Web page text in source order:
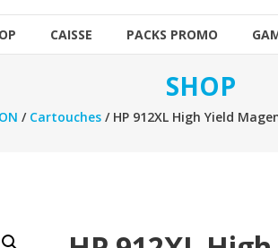
CAISSE PACKS PROMO
SHOP
/ Cartouches / HP 912XL High Yield